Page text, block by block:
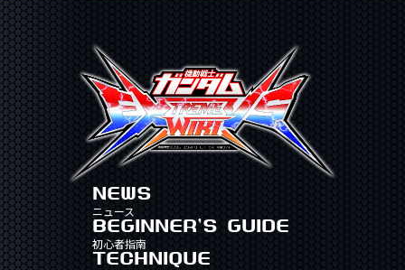
NEWS
ニュース
BEGINNER'S GUIDE
初心者指南
TECHNIQUE